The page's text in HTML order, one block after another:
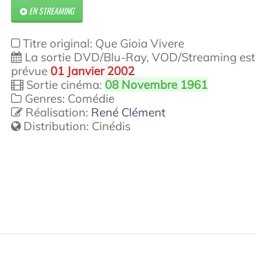
EN STREAMING
Titre original: Que Gioia Vivere
La sortie DVD/Blu-Ray, VOD/Streaming est
prévue01 Janvier 2002
Sortie cinéma: 08 Novembre 1961
Genres: Comédie
Réalisation: René Clément
Distribution: Cinédis